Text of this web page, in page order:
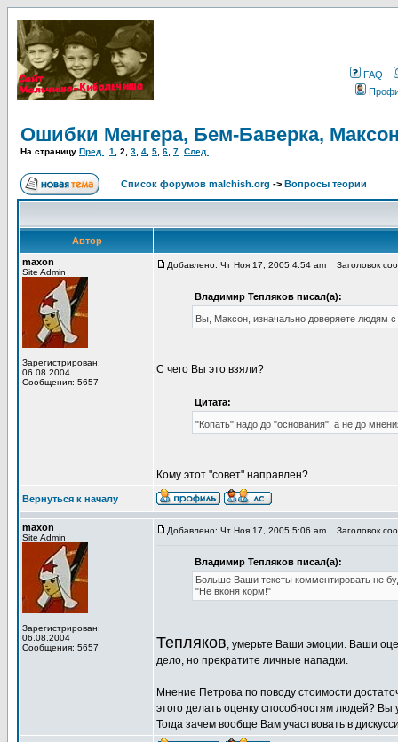
FAQ
Ошибки Менгера, Бем-Баверка,
На страницу Пред. 1 2 3 4 5 6 7 След.
Список форумов malchish.org -> Вопросы теории
Автор
maxon
Site Admin
Зарегистрирован:
06.08.2004
Сообщения: 5657
Добавлено: Чт Ноя 17, 2005 4:54 am Заголовок
Владимир Тепляков писал(а):
Вы, Максон, изначально доверяете людям
С чего Вы это взяли?
Цитата:
"Копать" надо до "основания", а не до
Кому этот "совет" направлен?
Вернуться к началу
maxon
Site Admin
Зарегистрирован:
06.08.2004
Сообщения: 5657
Добавлено: Чт Ноя 17, 2005 5:06 am Заголовок
Владимир Тепляков писал(а):
Больше Ваши тексты комментировать не
"Не вконя корм!"
Тепляков, умерьте Ваши эмоции. Ваши
дело, но прекратите личные нападки.
Мнение Петрова по поводу стоимости
этого делать оценку способностям людей?
Тогда зачем вообще Вам участвовать в